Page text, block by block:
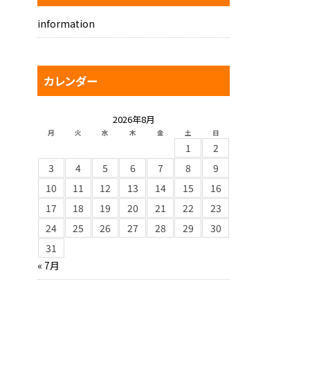
information
カレンダー
2026年8月
月 火 水 木 金 土 日
1
2
3
4 5 6 7 8
9
10
11 12 13 14 15
16
17
18 19 20 21 22
23
24
25 26 27 28 29
30
31
« 7月